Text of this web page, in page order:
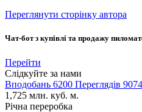
Переглянути сторінку автора
Чат-бот з купівлі та продажу
Перейти
Слідкуйте за нами
Вподобань 6200 Переглядів
1,725 млн. куб. м.
Річна переробка